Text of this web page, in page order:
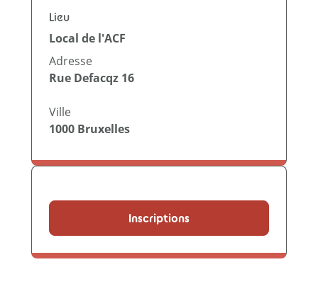
Lieu
Local de l'ACF
Adresse
Rue Defacqz 16
Ville
1000 Bruxelles
Inscriptions